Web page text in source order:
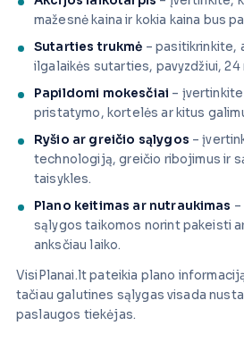
mažesnė kaina ir kokia kaina bus
Sutarties trukmė – pasitikrinkite,
ilgalaikės sutarties, pavyzdžiui,
Papildomi mokesčiai –
pristatymo, kortelės ar kitus
Ryšio ar greičio sąlygos –
technologiją, greičio ribojimus ir
taisykles.
Plano keitimas ar nutraukimas
sąlygos taikomos norint pakeisti
anksčiau laiko.
VisiPlanai.lt pateikia plano
tačiau galutines sąlygas visada
paslaugos tiekėjas.